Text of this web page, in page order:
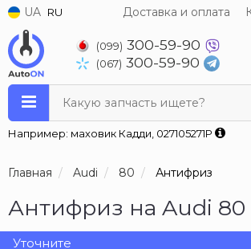
UA RU Доставка и оплата
(099) 300-59-90
(067) 300-59-90
Какую запчасть ищете?
Например: маховик Кадди, 027105271P
Главная Audi 80 Антифриз
Антифриз на Audi 80
Уточните